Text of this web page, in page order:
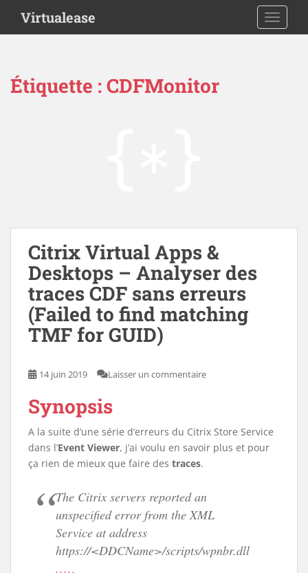
i
Virtualease
Étiquette :CDFMonitor
Citrix Virtual Apps &
Desktops – Analyser des
traces CDF sans erreurs
(Failed to find matching
TMF for GUID)
14 juin 2019 Laisser un commentaire
Synopsis
A la suite d’une série d’erreurs du Citrix Store Service
dans l’Event Viewer, j’ai voulu en savoir plus et pour
ça rien de mieux que faire des traces.
The Citrix servers reported an
unspecified error from the XML
Service at address
https://<DDCName>/scripts/wpnbr.dll
.....